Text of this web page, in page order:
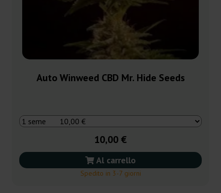
Auto Winweed CBD Mr. Hide Seeds
10,00 €
Al carrello
Spedito in 3-7 giorni